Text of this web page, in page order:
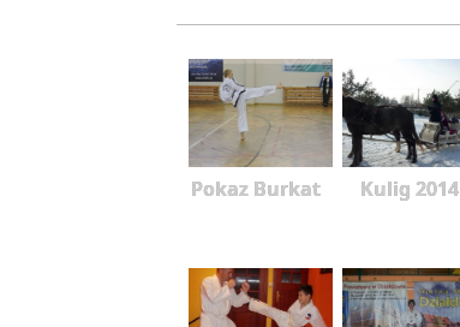
Pokaz Burkat Kulig 2014